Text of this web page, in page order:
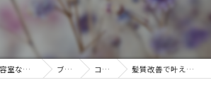
京都府長岡京市の美容室ならSUN-ZEN HAIR ブログ コラム 髪質改善で叶える美しい髪